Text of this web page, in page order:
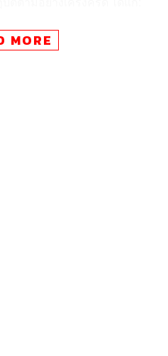
Time: งานก่อสร้างที่มีความ
าะช่วงปิดทางหรือช่วงว่างจาก
MORE